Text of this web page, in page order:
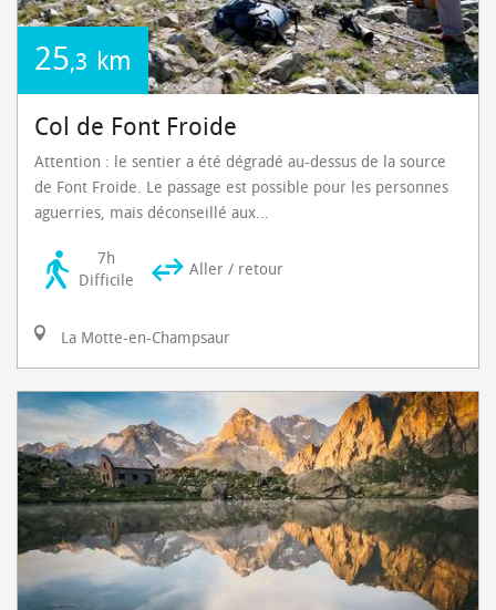
25,3 km
Col de Font Froide
Attention : le sentier a été dégradé au-dessus de la source
de Font Froide. Le passage est possible pour les personnes
aguerries, mais déconseillé aux...
7h
Difficile
Aller / retour
La Motte-en-Champsaur